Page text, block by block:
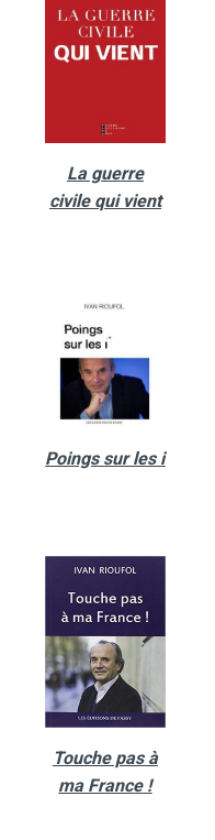
La guerre
civile qui vient
Poings sur les i
Touche pas à
ma France !